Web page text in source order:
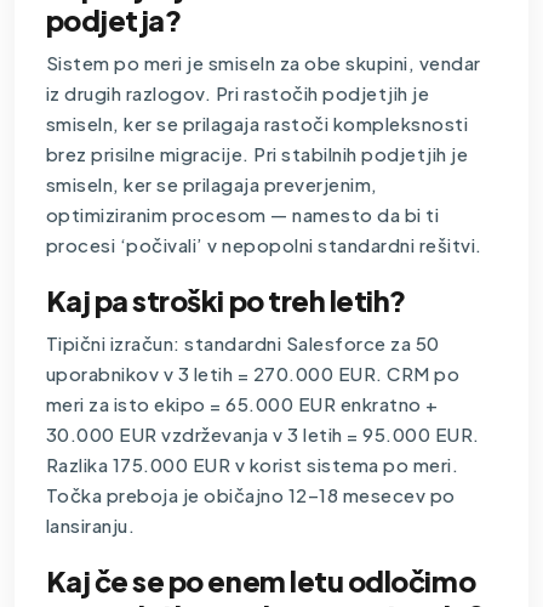
podjetja?
Sistem po meri je smiseln za obe skupini, vendar
iz drugih razlogov. Pri rastočih podjetjih je
smiseln, ker se prilagaja rastoči kompleksnosti
brez prisilne migracije. Pri stabilnih podjetjih je
smiseln, ker se prilagaja preverjenim,
optimiziranim procesom — namesto da bi ti
procesi ‘počivali’ v nepopolni standardni rešitvi.
Kaj pa stroški po treh letih?
Tipični izračun: standardni Salesforce za 50
uporabnikov v 3 letih = 270.000 EUR. CRM po
meri za isto ekipo = 65.000 EUR enkratno +
30.000 EUR vzdrževanja v 3 letih = 95.000 EUR.
Razlika 175.000 EUR v korist sistema po meri.
Točka preboja je običajno 12–18 mesecev po
lansiranju.
Kaj če se po enem letu odločimo